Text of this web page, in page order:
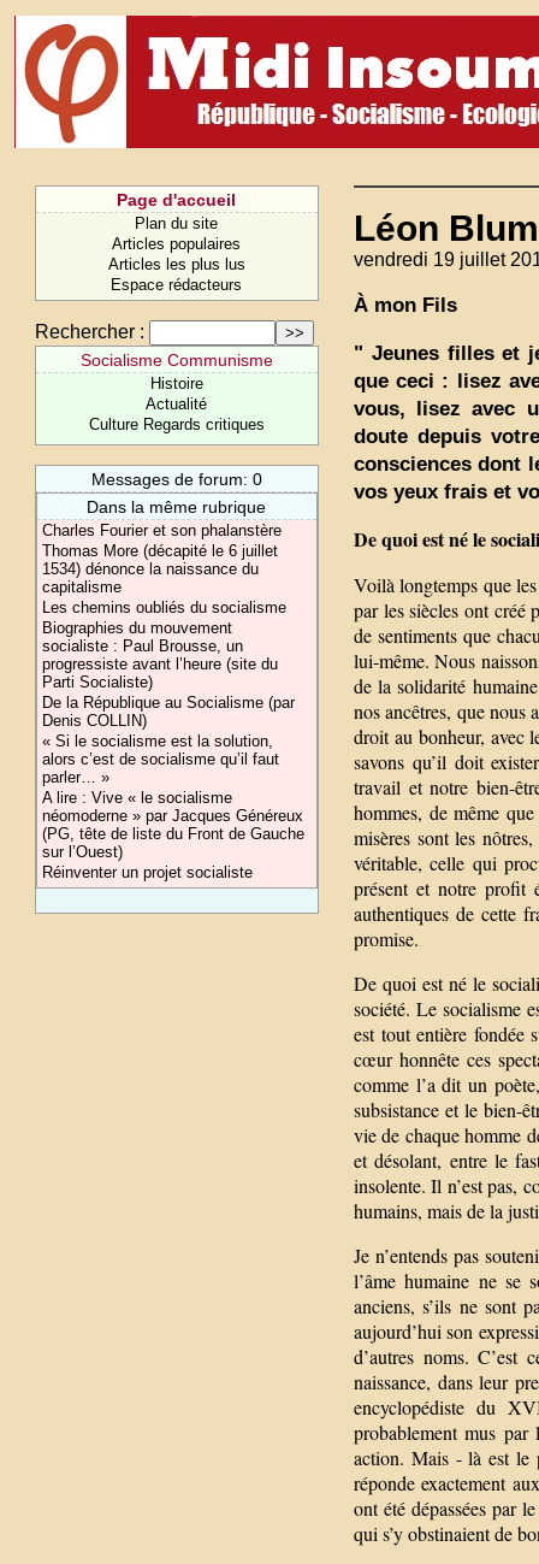
Page d'accueil
Plan du site
Articles populaires
Articles les plus lus
Espace rédacteurs
Rechercher :
Socialisme Communisme
Histoire
Actualité
Culture Regards critiques
Messages de forum: 0
Dans la même rubrique
Charles Fourier et son phalanstère
Thomas More (décapité le 6 juillet
1534) dénonce la naissance du
capitalisme
Les chemins oubliés du socialisme
Biographies du mouvement
socialiste : Paul Brousse, un
progressiste avant l’heure (site du
Parti Socialiste)
De la République au Socialisme (par
Denis COLLIN)
« Si le socialisme est la solution,
alors c’est de socialisme qu’il faut
parler… »
A lire : Vive « le socialisme
néomoderne » par Jacques Généreux
(PG, tête de liste du Front de Gauche
sur l’Ouest)
Réinventer un projet socialiste
Léon
vendredi 19 juillet
À mon Fils
" Jeunes filles et
que ceci : lisez
vous, lisez avec
doute depuis
consciences dont
vos yeux frais et
De quoi est né le
Voilà longtemps que
par les siècles ont créé
de sentiments que
lui-même. Nous
de la solidarité
nos ancêtres, que nous
droit au bonheur, avec
savons qu’il doit
travail et notre bien-
hommes, de même
misères sont les
véritable, celle qui
présent et notre profit
authentiques de cette
promise.
De quoi est né le
société. Le socialisme
est tout entière fondée
cœur honnête ces
comme l’a dit un
subsistance et le bien-
vie de chaque homme
et désolant, entre le
insolente. Il n’est pas,
humains, mais de la
Je n’entends pas
l’âme humaine ne se
anciens, s’ils ne sont
aujourd’hui son
d’autres noms.
naissance, dans leur
encyclopédiste du
probablement mus
action. Mais - là est le
réponde exactement
ont été dépassées par
qui s’y obstinaient de